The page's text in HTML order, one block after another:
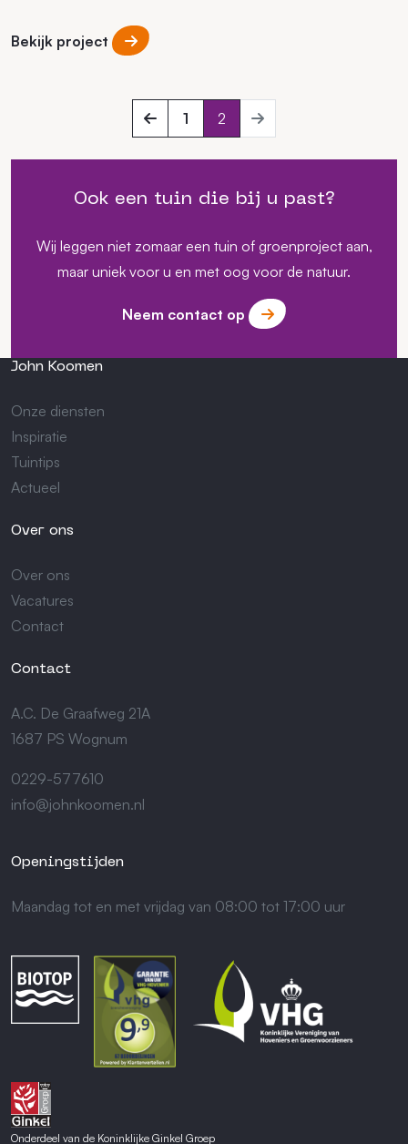
Bekijk project
Vorige
1 2 Volgende
Ook een tuin die bij u past?
Wij leggen niet zomaar een tuin of groenproject aan,
maar uniek voor u en met oog voor de natuur.
Neem contact op
John Koomen
Onze diensten
Inspiratie
Tuintips
Actueel
Over ons
Over ons
Vacatures
Contact
Contact
A.C. De Graafweg 21A
1687 PS Wognum
0229-577610
info@johnkoomen.nl
Openingstijden
Maandag tot en met vrijdag van 08:00 tot 17:00 uur
Onderdeel van de Koninklijke Ginkel Groep